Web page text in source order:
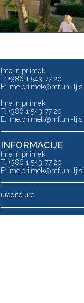
Ime in priimek
T: +386 1 543 77 20
E: ime.priimek@mf.uni-lj.si
Ime in priimek
T: +386 1 543 77 20
E: ime.priimek@mf.uni-lj.si
INFORMACIJE
Ime in priimek
T: +386 1 543 77 20
E: ime.priimek@mf.uni-lj.si
uradne ure